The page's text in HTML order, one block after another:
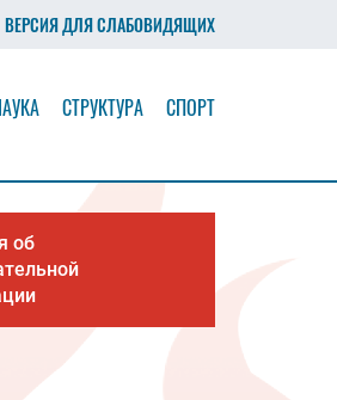
ВЕРСИЯ ДЛЯ СЛАБОВИДЯЩИХ
СТРУКТУРА СПОРТ
об